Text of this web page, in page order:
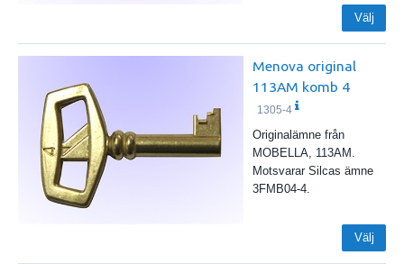
Välj
Menova original
113AM komb 4
1305-4
Originalämne från
MOBELLA, 113AM.
Motsvarar Silcas ämne
3FMB04-4.
Välj